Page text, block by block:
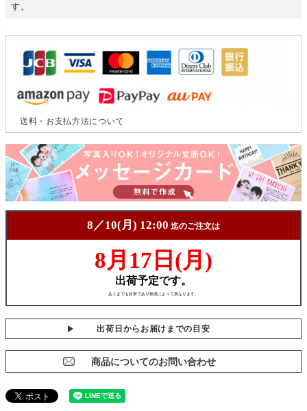
す。
送料・お支払方法について
出荷日からお届けまでの目安
商品についてのお問い合わせ